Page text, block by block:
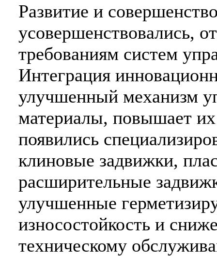
Развитие и
усовершенствовались,
требованиям систем
Интеграция
улучшенный механизм
материалы, повышает
появились
клиновые задвижки,
расширительные
улучшенные
износостойкость и
техническому